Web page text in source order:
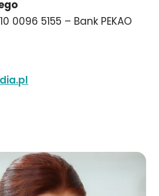
0096 5155 – Bank PEKAO